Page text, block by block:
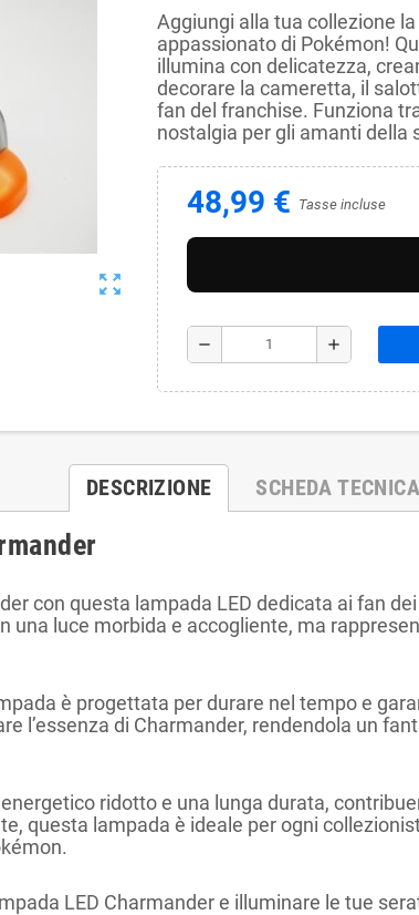
zoom_out_map
Aggiungi alla tua collezione
appassionato di Pokémon!
illumina con delicatezza,
decorare la cameretta, il
fan del franchise. Funziona
nostalgia per gli amanti della
48,99 € Tasse incluse
remove add
DESCRIZIONE SCHEDA TECNICA
con questa lampada LED dedicata ai fan
una luce morbida e accogliente, ma
è progettata per durare nel tempo e
l’essenza di Charmander, rendendola un
ridotto e una lunga durata,
questa lampada è ideale per ogni
LED Charmander e illuminare le tue